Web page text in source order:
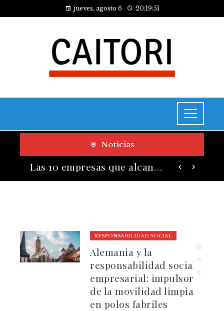
jueves, agosto 6 20:19:52
Noticias
Las 10 empresas que alcanzaron los valores bursátiles más altos en su auge histórico
RESPONSABILIDAD SOCIAL
Alemania y la
responsabilidad social
empresarial: impulsores
de la movilidad limpia
en polos fabriles